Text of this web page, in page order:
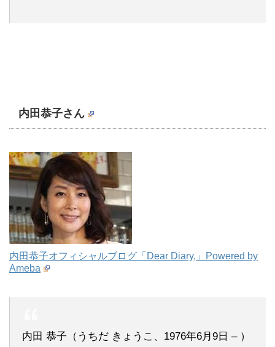
内田恭子さん
内田恭子オフィシャルブログ「Dear Diary,」Powered by
Ameba
内田 恭子（うちだ きょうこ、1976年6月9日 – ）